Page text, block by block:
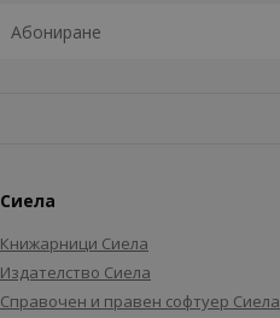
Сиела
Книжарници Сиела
Издателство Сиела
Справочен и правен софтуер Сиела